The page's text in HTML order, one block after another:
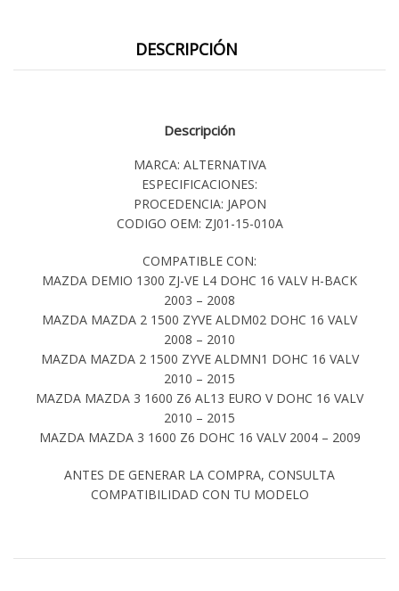
DESCRIPCIÓN
Descripción
MARCA: ALTERNATIVA
ESPECIFICACIONES:
PROCEDENCIA: JAPON
CODIGO OEM: ZJ01-15-010A
COMPATIBLE CON:
MAZDA DEMIO 1300 ZJ-VE L4 DOHC 16 VALV H-BACK
2003 – 2008
MAZDA MAZDA 2 1500 ZYVE ALDM02 DOHC 16 VALV
2008 – 2010
MAZDA MAZDA 2 1500 ZYVE ALDMN1 DOHC 16 VALV
2010 – 2015
MAZDA MAZDA 3 1600 Z6 AL13 EURO V DOHC 16 VALV
2010 – 2015
MAZDA MAZDA 3 1600 Z6 DOHC 16 VALV 2004 – 2009
ANTES DE GENERAR LA COMPRA, CONSULTA
COMPATIBILIDAD CON TU MODELO